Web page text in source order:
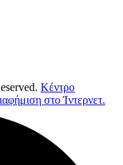
Κέντρο
στο Ίντερνετ.